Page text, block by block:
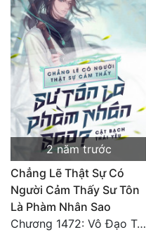
2 năm trước
Chẳng Lẽ Thật Sự Có
Người Cảm Thấy Sư Tôn
Là Phàm Nhân Sao
Chương 1472: Vô Đạo Tông (Đại kết cục)